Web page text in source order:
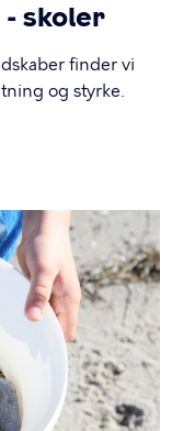
skoler
finder vi
og styrke.